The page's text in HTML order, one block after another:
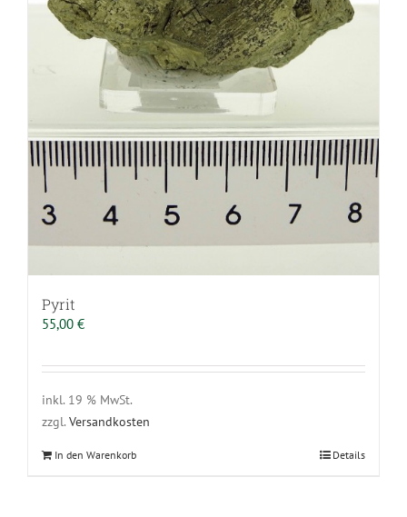
Pyrit
55,00 €
inkl. 19 % MwSt.
zzgl. Versandkosten
In den Warenkorb Details